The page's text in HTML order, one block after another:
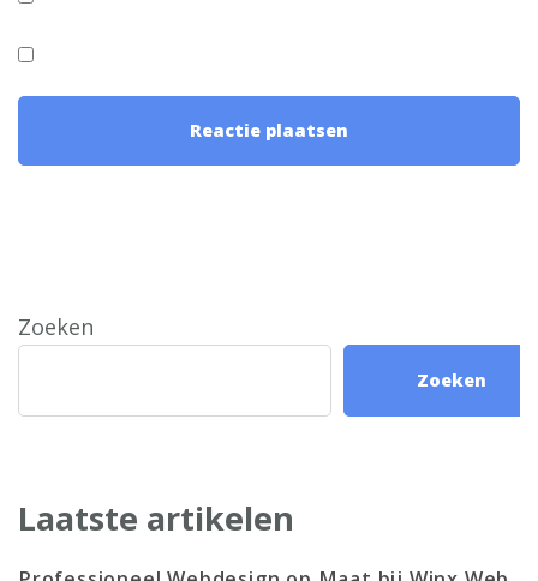
Zoeken
Zoeken
Laatste artikelen